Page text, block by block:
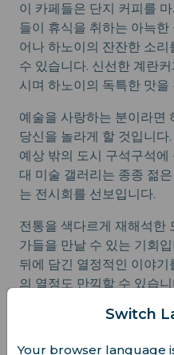
이 카페들은 단지 커피를
들이 휴식을 취하는 아늑
어나 하노이의 잔잔한 소
수 있습니다. 신선한 계란
시며 하노이의 독특한 맛을
예술을 사랑하는 분이라면
당신을 놀라게 할 것입니
예상 밖의 도시 구석구석
대 미술 갤러리는 종종 젊
는 전시회를 선보입니다.
전통을 색다르게 재해석한
가들을 만날 수 있는 기회
뒤에 담긴 열정적인 이야
의 열정도 만끽할 수 있습
Switch
Your browser language